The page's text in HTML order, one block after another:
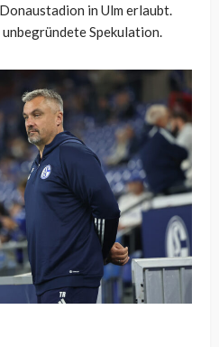
in Ulm erlaubt.
Spekulation.